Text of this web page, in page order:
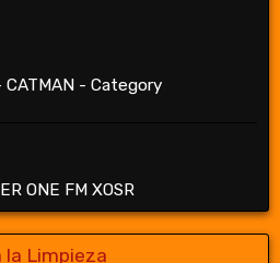
- Category
ONE FM XOSR